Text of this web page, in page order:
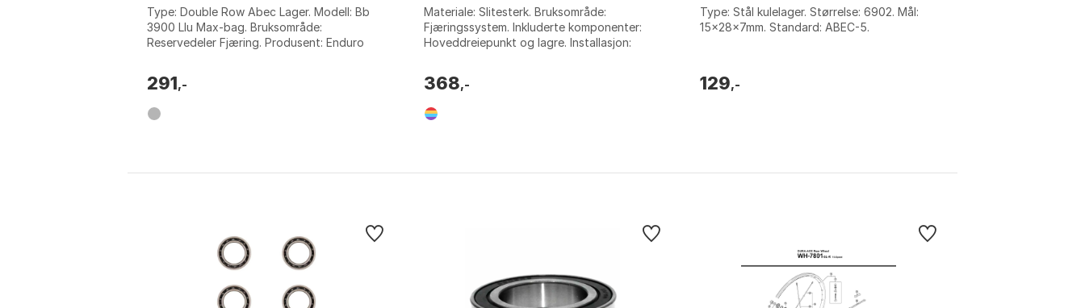
Type: Double Row Abec Lager. Modell: Bb
3900 Llu Max-bag. Bruksområde:
Reservedeler Fjæring. Produsent: Enduro
291,-
Materiale: Slitesterk. Bruksområde:
Fjæringssystem. Inkluderte komponenter:
Hoveddreiepunkt og lagre. Installasjon:
368,-
Type: Stål kulelager. Størrelse: 6902. Mål:
15x28x7mm. Standard: ABEC-5.
129,-